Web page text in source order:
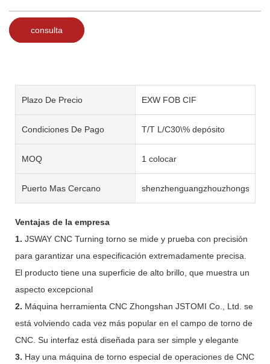
consulta
Plazo De Precio EXW FOB CIF
Condiciones De Pago T/T L/C30\% depósito
MOQ 1 colocar
Puerto Mas Cercano shenzhenguangzhouzhongshan
Ventajas de la empresa
1. JSWAY CNC Turning torno se mide y prueba con precisión
para garantizar una especificación extremadamente precisa.
El producto tiene una superficie de alto brillo, que muestra un
aspecto excepcional
2. Máquina herramienta CNC Zhongshan JSTOMI Co., Ltd. se
está volviendo cada vez más popular en el campo de torno de
CNC. Su interfaz está diseñada para ser simple y elegante
3. Hay una máquina de torno especial de operaciones de CNC